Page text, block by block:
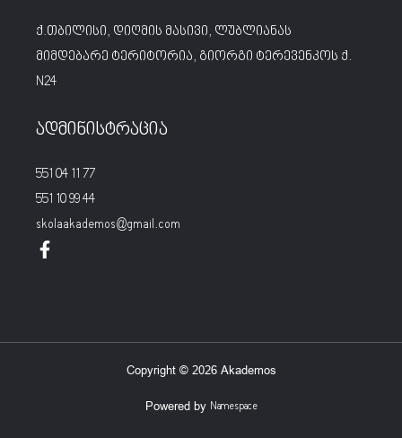
ქ.თბილისი, დიღმის მასივი, ლუბლიანას
მიმდებარე ტერიტორია, გიორგი ტერევენკოს ქ.
N24
ადმინისტრაცია
551 04 11 77
551 10 99 44
skolaakademos@gmail.com
Copyright © 2026 Akademos
Powered by Namespace